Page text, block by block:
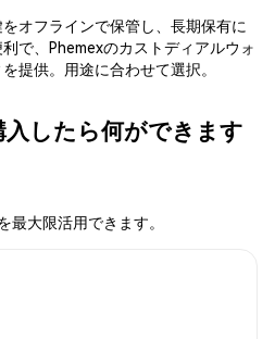
オフラインで保管し、長期保有に
で、Phemexのカストディアルウォ
提供。用途に合わせて選択。
したら何ができます
最大限活用できます。